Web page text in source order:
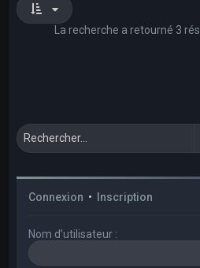
La recherche a retourné 3
Connexion • Inscription
Nom d’utilisateur :